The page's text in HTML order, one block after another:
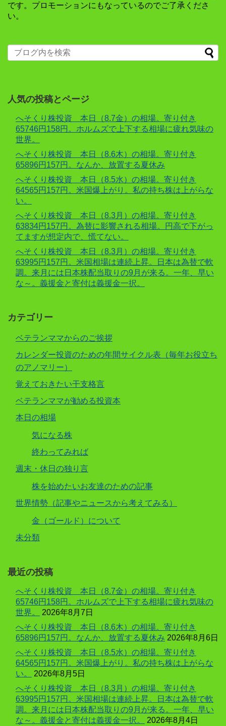
です。プロモーションにもなっているのでご了承くださ
い。
人気の投稿とページ
へそくり株投資 本日（8.7金）の相場。寄り付き
65746円158円。ホルムズで上下する相場に疲れ気味の
世界。
へそくり株投資 本日（8.6木）の相場。寄り付き
65896円157円。なんか、放置する夏休み
へそくり株投資 本日（8.5水）の相場。寄り付き
64565円157円。米国爆上がり。私の持ち株は上がらな
い。
へそくり株投資 本日（8.3月）の相場。寄り付き
63834円157円。為替に影響される相場。円高で下がっ
てますが想定内で、慌てない。
へそくり株投資 本日（8.3月）の相場。寄り付き
63995円157円。米国相場は連続上昇。日本は為替で軟
調。来月には日本株配当取りの9月が来る。一年、早い
な～。義援金と寄付は義援金一択。
カテゴリー
ベテランママからのご挨拶
カレンダー投資のための年間サイクル表（毎年お役立ち
のアノマリー）
覚えておきたい干支格言
ベテランママが勧める投資本
本日の相場
気になる株
終わってみれば
週末・休日の独り言
株を始めたいお友達のための記事
世界情勢（記事やニュースから考えてみる）
金（ゴールド）について
未分類
最近の投稿
へそくり株投資 本日（8.7金）の相場。寄り付き
65746円158円。ホルムズで上下する相場に疲れ気味の
世界。
2026年8月7日
へそくり株投資 本日（8.6木）の相場。寄り付き
65896円157円。なんか、放置する夏休み 2026年8月6日
へそくり株投資 本日（8.5水）の相場。寄り付き
64565円157円。米国爆上がり。私の持ち株は上がらな
い。
2026年8月5日
へそくり株投資 本日（8.3月）の相場。寄り付き
63995円157円。米国相場は連続上昇。日本は為替で軟
調。来月には日本株配当取りの9月が来る。一年、早い
な～。義援金と寄付は義援金一択。
2026年8月4日